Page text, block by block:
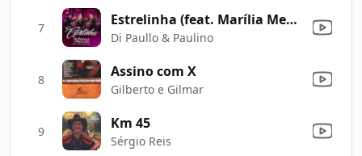
7 Estrelinha (feat. Marília Mendonça) [Ao Vivo]
Di Paullo & Paulino
8 Assino com X
Gilberto e Gilmar
9 Km 45
Sérgio Reis